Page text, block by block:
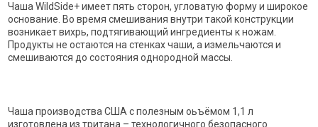
Чаша WildSide+ имеет пять сторон, угловатую форму и широкое
основание. Во время смешивания внутри такой конструкции
возникает вихрь, подтягивающий ингредиенты к ножам.
Продукты не остаются на стенках чаши, а измельчаются и
смешиваются до состояния однородной массы.
Чаша производства США с полезным оьъёмом 1,1 л
изготовлена из тритана – технологичного безопасного